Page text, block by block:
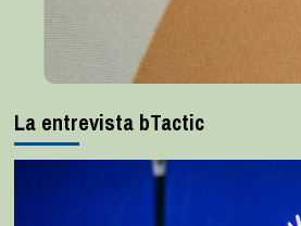
La entrevista bTactic